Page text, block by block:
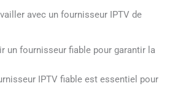
avec un fournisseur IPTV de
un fournisseur fiable pour garantir la
IPTV fiable est essentiel pour